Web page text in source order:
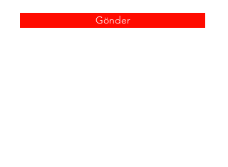
Gönder